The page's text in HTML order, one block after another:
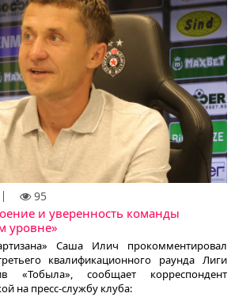
95
и уверенность команды
уровне»
Саша Илич прокомментировал
квалификационного раунда Лиги
«Тобыла», сообщает корреспондент
на пресс-службу клуба: